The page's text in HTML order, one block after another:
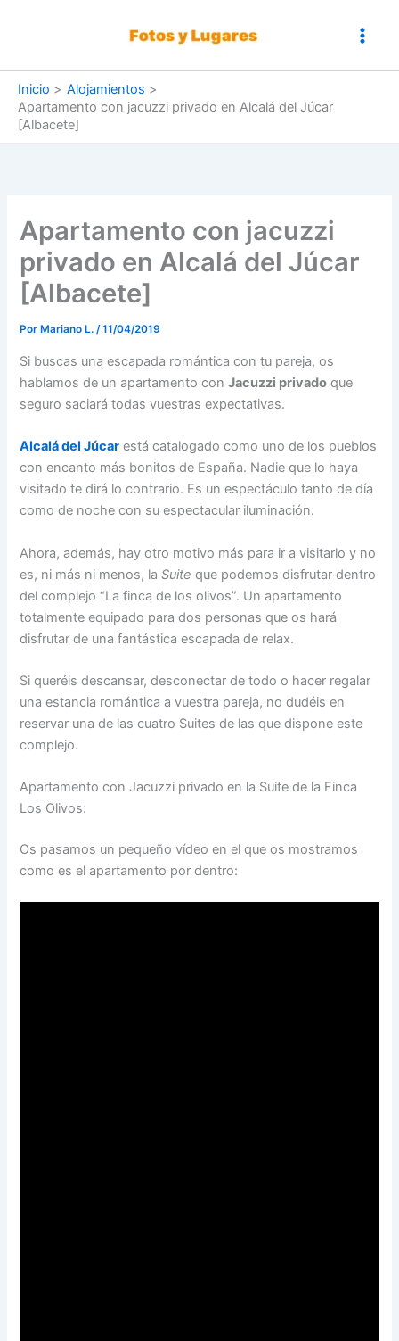
Inicio
Alojamientos
Apartamento con jacuzzi privado en Alcalá del Júcar
[Albacete]
Apartamento con jacuzzi
privado en Alcalá del Júcar
[Albacete]
Por Mariano L./11/04/2019
Si buscas una escapada romántica con tu pareja, os
hablamos de un apartamento conJacuzzi privado que
seguro saciará todas vuestras expectativas.
Alcalá del Júcar está catalogado como uno de los pueblos
con encanto más bonitos de España. Nadie que lo haya
visitado te dirá lo contrario. Es un espectáculo tanto de día
como de noche con su espectacular iluminación.
Ahora, además, hay otro motivo más para ir a visitarlo y no
es, ni más ni menos, laSuite que podemos disfrutar dentro
del complejo “La finca de los olivos”. Un apartamento
totalmente equipado para dos personas que os hará
disfrutar de una fantástica escapada de relax.
Si queréis descansar, desconectar de todo o hacer regalar
una estancia romántica a vuestra pareja, no dudéis en
reservar una de las cuatro Suites de las que dispone este
complejo.
Apartamento con Jacuzzi privado en la Suite de la Finca
Los Olivos:
Os pasamos un pequeño vídeo en el que os mostramos
como es el apartamento por dentro: